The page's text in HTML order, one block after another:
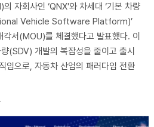
자회사인 ‘QNX’와 차세대 ‘기본 차량
Vehicle Software Platform)’
서(MOU)를 체결했다고 발표했다. 이
(SDV) 개발의 복잡성을 줄이고 출시
임으로, 자동차 산업의 패러다임 전환